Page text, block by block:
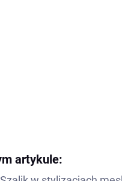
artykule: